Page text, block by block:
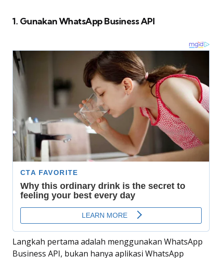
1. Gunakan WhatsApp Business API
Langkah pertama adalah menggunakan WhatsApp
Business API, bukan hanya aplikasi WhatsApp